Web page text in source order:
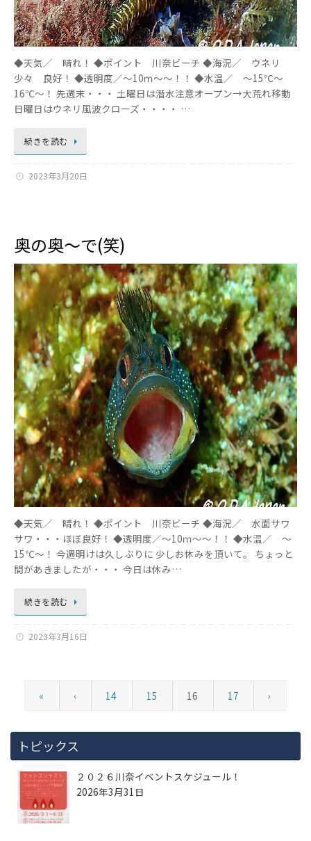
◆天気／ 晴れ！ ◆ポイント 川奈ビーチ ◆海況／ ウネリ
少々 良好！ ◆透明度／～10ｍ～～！！ ◆水温／ ～15℃～
16℃～！ 先週末・・・ 土曜日は潜水注意オープン→大荒れ移動
日曜日はウネリ風波クローズ・・・・ …
続きを読む
2023年3月20日
奥の奥～で(笑)
◆天気／ 晴れ！ ◆ポイント 川奈ビーチ ◆海況／ 水面サワ
サワ・・・ほぼ良好！ ◆透明度／～10ｍ～～！！ ◆水温／ ～
15℃～！ 今週明けは久しぶりに 少しお休みを頂いて。 ちょっと
間があきましたが・・・ 今日は休み…
続きを読む
2023年3月16日
« ‹ 14 15 16 17 ›
トピックス
２０２６川奈イベントスケジュール！
2026年3月31日